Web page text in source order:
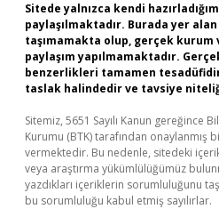
Sitede yalnızca kendi
paylaşılmaktadır. Burada yer
taşımamakta olup, gerçek kurum
paylaşım yapılmamaktadır.
benzerlikleri tamamen
taslak halindedir ve tavsiye
Sitemiz, 5651 Sayılı Kanun gereğince
Kurumu (BTK) tarafından onaylanmış
vermektedir. Bu nedenle, sitedeki
veya araştırma yükümlülüğümüz
yazdıkları içeriklerin sorumluluğunu
bu sorumluluğu kabul etmiş sayılırlar.